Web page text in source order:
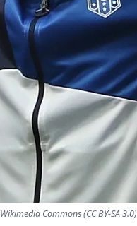
Commons (CC BY-SA 3.0)